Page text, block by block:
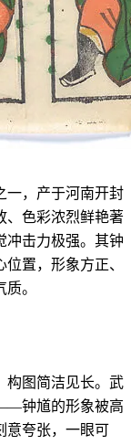
一，产于河南开封
、色彩浓烈鲜艳著
冲击力极强。其钟
置，形象方正、
。
构图简洁见长。武
钟馗的形象被高
意夸张，一眼可